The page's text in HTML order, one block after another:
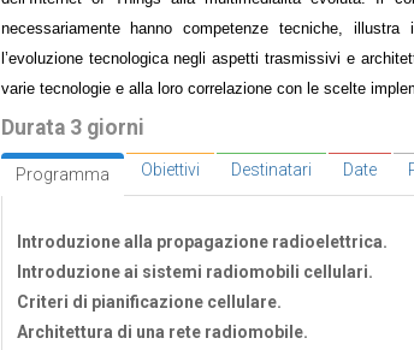
necessariamente hanno competenze tecniche,
l’evoluzione tecnologica negli aspetti trasmissivi e
varie tecnologie e alla loro correlazione con le scelte
Durata 3 giorni
Programma Obiettivi Destinatari Date
Introduzione alla propagazione radioelettrica.
Introduzione ai sistemi radiomobili cellulari.
Criteri di pianificazione cellulare.
Architettura di una rete radiomobile.